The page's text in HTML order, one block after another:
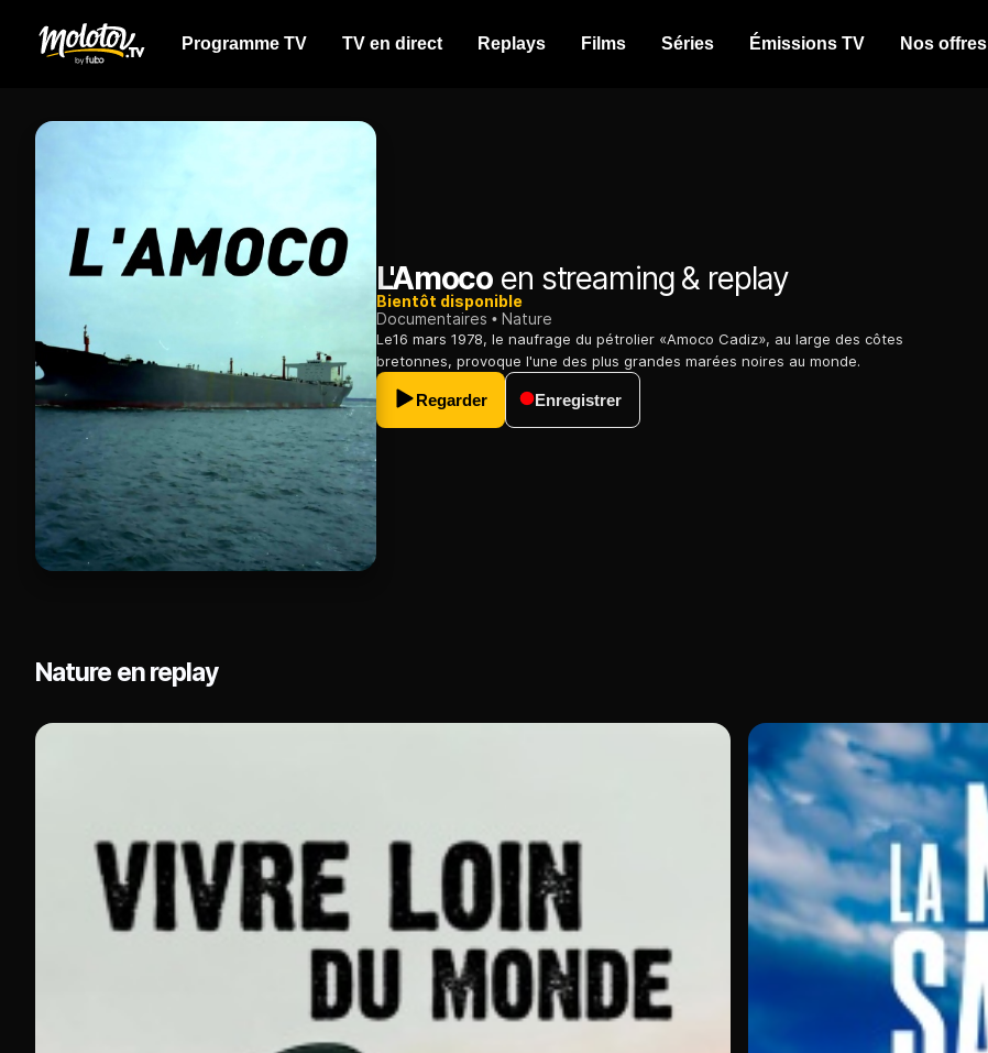
Programme TV TV en direct Replays Films Séries Émissions TV Nos offres
L'Amoco en streaming & replay
Bientôt disponible
Documentaires
Nature
Le16 mars 1978, le naufrage du pétrolier «Amoco Cadiz», au large des côtes
bretonnes, provoque l'une des plus grandes marées noires au monde.
Regarder Enregistrer
Nature en replay